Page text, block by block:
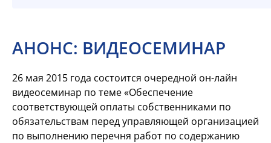
АНОНС: ВИДЕОСЕМИНАР
26 мая 2015 года состоится очередной он-лайн
видеосеминар по теме «Обеспечение
соответствующей оплаты собственниками по
обязательствам перед управляющей организацией
по выполнению перечня работ по содержанию